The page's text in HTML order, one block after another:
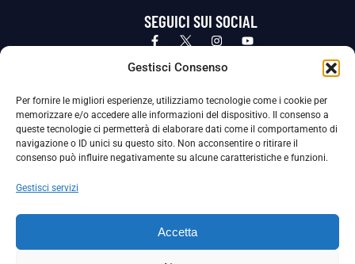
Gestisci Consenso
Per fornire le migliori esperienze, utilizziamo tecnologie come i cookie per
memorizzare e/o accedere alle informazioni del dispositivo. Il consenso a
queste tecnologie ci permetterà di elaborare dati come il comportamento di
navigazione o ID unici su questo sito. Non acconsentire o ritirare il
consenso può influire negativamente su alcune caratteristiche e funzioni.
Gestisci servizi
Accetta
SEGUICI SUI SOCIAL
Privacy Policy Cookie Policy
La Società ha nominato il Responsabile della Protezione dei Dati Personali (DPO), figura specializzata che vigila sulle modalità
adottate dalla nostra Società per tutelare i Suoi dati personali.
Per contattare il DPO può scrivere a